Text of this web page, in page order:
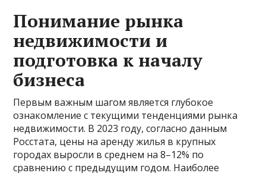
Понимание рынка
недвижимости и
подготовка к началу
бизнеса
Первым важным шагом является глубокое
ознакомление с текущими тенденциями рынка
недвижимости. В 2023 году, согласно данным
Росстата, цены на аренду жилья в крупных
городах выросли в среднем на 8–12% по
сравнению с предыдущим годом. Наиболее